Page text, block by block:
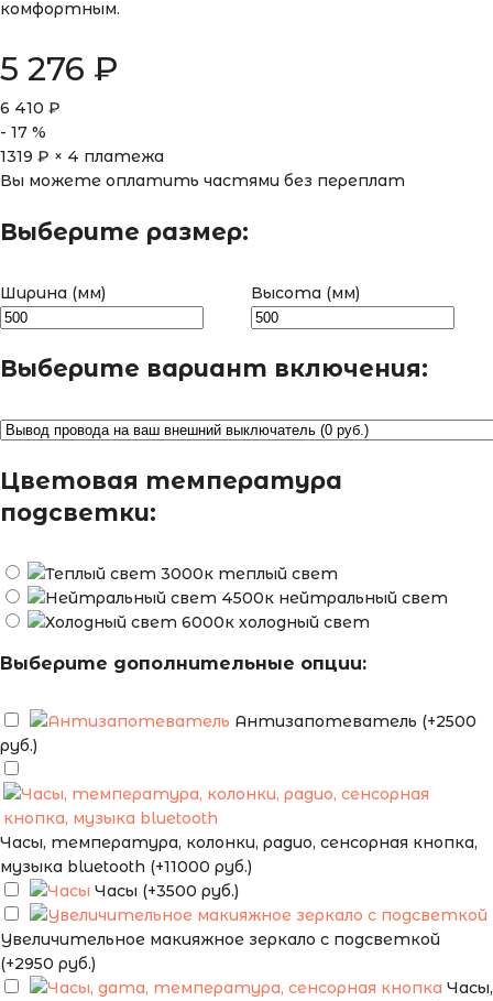
комфортным.
5 276 ₽
6 410 ₽
- 17 %
1319 ₽ × 4 платежа
Вы можете оплатить частями без переплат
Выберите размер:
Ширина (мм) Высота (мм)
Выберите вариант включения:
Цветовая температура
подсветки:
теплый свет
нейтральный свет
холодный свет
Выберите дополнительные опции:
Антизапотеватель (+2500
руб.)
Часы, температура, колонки, радио, сенсорная кнопка,
музыка bluetooth (+11000 руб.)
Часы (+3500 руб.)
Увеличительное макияжное зеркало с подсветкой
(+2950 руб.)
Часы,